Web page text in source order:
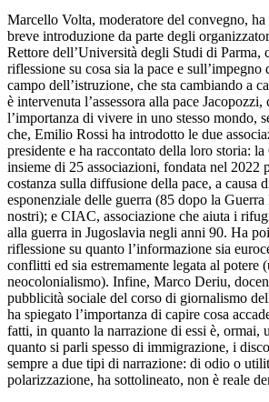
Marcello Volta, moderatore del convegno, ha
breve introduzione da parte degli
Rettore dell’Università degli Studi di Parma,
riflessione su cosa sia la pace e
campo dell’istruzione, che sta cambiando a
è intervenuta l’assessora alla pace
l’importanza di vivere in uno stesso mondo,
che, Emilio Rossi ha introdotto le due
presidente e ha raccontato della loro storia: la
insieme di 25 associazioni, fondata nel 2022
costanza sulla diffusione della pace, a causa
esponenziale delle guerra (85 dopo la
nostri); e CIAC, associazione che aiuta i
alla guerra in Jugoslavia negli anni 90. Ha
riflessione su quanto l’informazione sia
conflitti ed sia estremamente legata al potere
neocolonialismo). Infine, Marco Deriu,
pubblicità sociale del corso di giornalismo
ha spiegato l’importanza di capire cosa
fatti, in quanto la narrazione di essi è, ormai,
quanto si parli spesso di immigrazione, i
sempre a due tipi di narrazione: di odio o
polarizzazione, ha sottolineato, non è reale